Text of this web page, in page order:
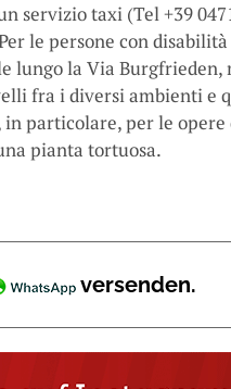
servizio taxi (Tel +39
le persone con
lungo la Via Burgfrieden,
fra i diversi ambienti e
particolare, per le
pianta tortuosa.
versenden.